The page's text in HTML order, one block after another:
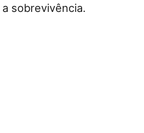
sobrevivência.